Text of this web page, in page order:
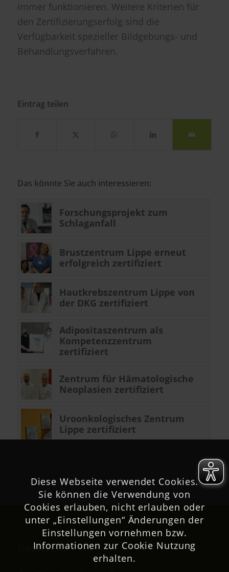
immer funktionieren. Weitere Kriterien für
den Zertifizierungserfolg sind die
Verfügbarkeit spezieller Bildgebungs- und
Behandlungsverfahren.
Eintrag teilen
Das könnte Sie auch interessieren:
Forschungsprojekt zum
Schlaganfall
Brustzentrum Lippe erneut
erfolgreich zertifiziert
Hautkrebszentrum Lippe von
der DKG zertifiziert
Adipositaszentrum als
Kompetenzzentrum
zertifiziert
Zentrum für Hämatologische
Neoplasien zertifiziert
Uroonkologisches Zentrum
Lippe zertifiziert
Netzwerk
Diese Webseite verwendet Cookies.
Sie können die Verwendung von
Cookies erlauben, nicht erlauben oder
unter „Einstellungen“ Änderungen der
Einstellungen vornehmen bzw.
Informationen zur Cookie Nutzung
erhalten.